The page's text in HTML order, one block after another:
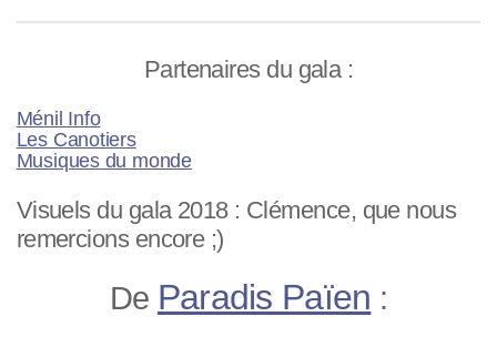
Partenaires du gala :
Ménil Info
Les Canotiers
Musiques du monde
Visuels du gala 2018 : Clémence, que nous
remercions encore ;)
De Paradis Païen :